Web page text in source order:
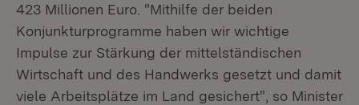
423 Millionen Euro. "Mithilfe der beiden
Konjunkturprogramme haben wir wichtige
Impulse zur Stärkung der mittelständischen
Wirtschaft und des Handwerks gesetzt und damit
viele Arbeitsplätze im Land gesichert", so Minister